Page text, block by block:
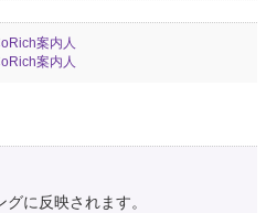
案内人
案内人
に反映されます。